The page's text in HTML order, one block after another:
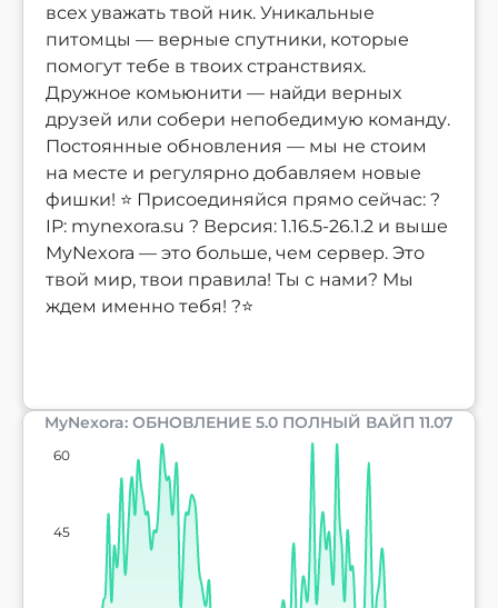
всех уважать твой ник. Уникальные
питомцы — верные спутники, которые
помогут тебе в твоих странствиях.
Дружное комьюнити — найди верных
друзей или собери непобедимую команду.
Постоянные обновления — мы не стоим
на месте и регулярно добавляем новые
фишки! ⭐ Присоединяйся прямо сейчас: ?
IP: mynexora.su ? Версия: 1.16.5-26.1.2 и выше
MyNexora — это больше, чем сервер. Это
твой мир, твои правила! Ты с нами? Мы
ждем именно тебя! ?️⭐
MyNexora: ОБНОВЛЕНИЕ 5.0 ПОЛНЫЙ ВАЙП 11.07
45
60